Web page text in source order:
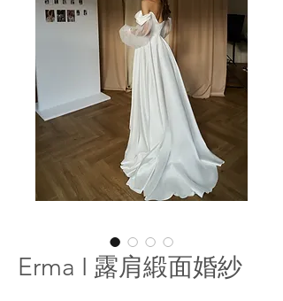
Erma I 露肩緞面婚紗